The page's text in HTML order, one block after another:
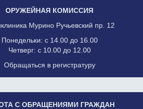
ОРУЖЕЙНАЯ КОМИССИЯ
Мурино Ручьевский пр. 12
Понедельки: с 14.00 до 16.00
Четверг: с 10.00 до 12.00
Обращаться в регистратуру
С ОБРАЩЕНИЯМИ ГРАЖДАН